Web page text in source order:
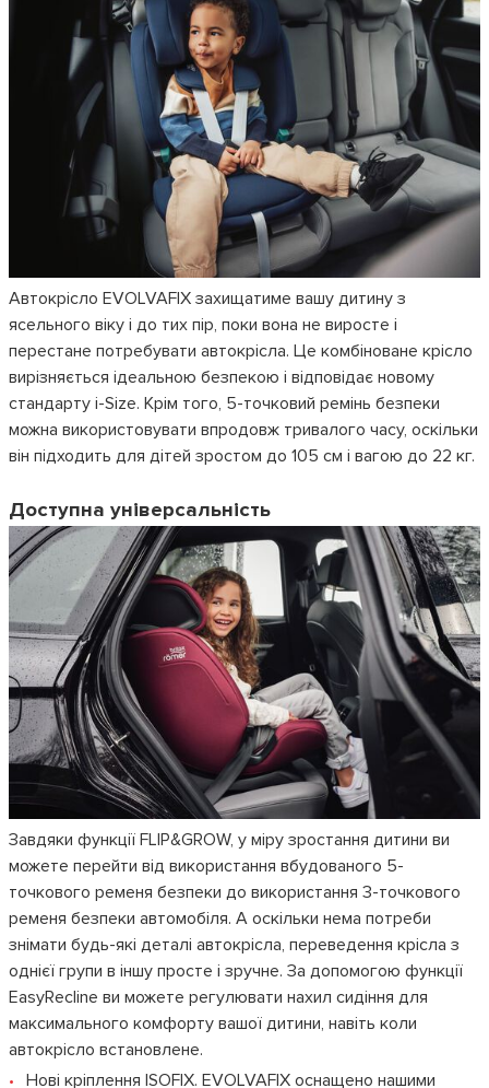
Автокрісло EVOLVAFIX захищатиме вашу дитину з
ясельного віку і до тих пір, поки вона не виросте і
перестане потребувати автокрісла. Це комбіноване крісло
вирізняється ідеальною безпекою і відповідає новому
стандарту i-Size. Крім того, 5-точковий ремінь безпеки
можна використовувати впродовж тривалого часу, оскільки
він підходить для дітей зростом до 105 см і вагою до 22 кг.
Доступна універсальність
Завдяки функції FLIP&GROW, у міру зростання дитини ви
можете перейти від використання вбудованого 5-
точкового ременя безпеки до використання 3-точкового
ременя безпеки автомобіля. А оскільки нема потреби
знімати будь-які деталі автокрісла, переведення крісла з
однієї групи в іншу просте і зручне. За допомогою функції
EasyRecline ви можете регулювати нахил сидіння для
максимального комфорту вашої дитини, навіть коли
автокрісло встановлене.
Нові кріплення ISOFIX. EVOLVAFIX оснащено нашими